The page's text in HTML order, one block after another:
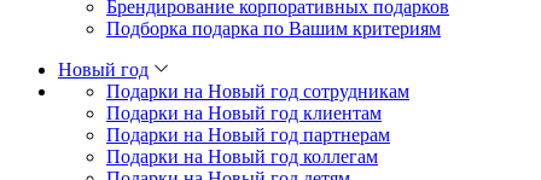
Брендирование корпоративных подарков
Подборка подарка по Вашим критериям
Новый год
Подарки на Новый год сотрудникам
Подарки на Новый год клиентам
Подарки на Новый год партнерам
Подарки на Новый год коллегам